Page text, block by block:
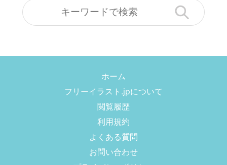
ホーム
フリーイラスト.jpについて
閲覧履歴
利用規約
よくある質問
お問い合わせ